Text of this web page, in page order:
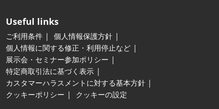
Useful links
ご利用条件
個人情報保護方針
個人情報に関する修正・利用停止など
展示会・セミナー参加ポリシー
特定商取引法に基づく表示
カスタマーハラスメントに対する基本方針
クッキーポリシー
クッキーの設定